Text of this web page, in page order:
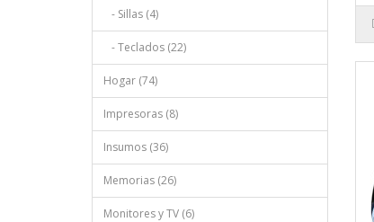
- Sillas (4)
- Teclados (22)
Hogar (74)
Impresoras (8)
Insumos (36)
Memorias (26)
Monitores y TV (6)